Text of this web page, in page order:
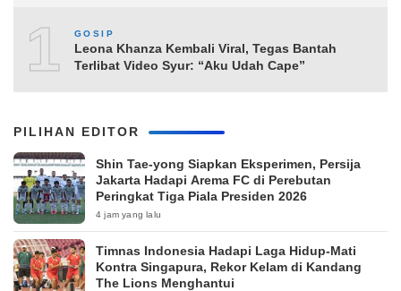
10
GOSIP
Leona Khanza Kembali Viral, Tegas Bantah
Terlibat Video Syur: “Aku Udah Cape”
PILIHAN EDITOR
Shin Tae-yong Siapkan Eksperimen, Persija
Jakarta Hadapi Arema FC di Perebutan
Peringkat Tiga Piala Presiden 2026
4 jam yang lalu
Timnas Indonesia Hadapi Laga Hidup-Mati
Kontra Singapura, Rekor Kelam di Kandang
The Lions Menghantui